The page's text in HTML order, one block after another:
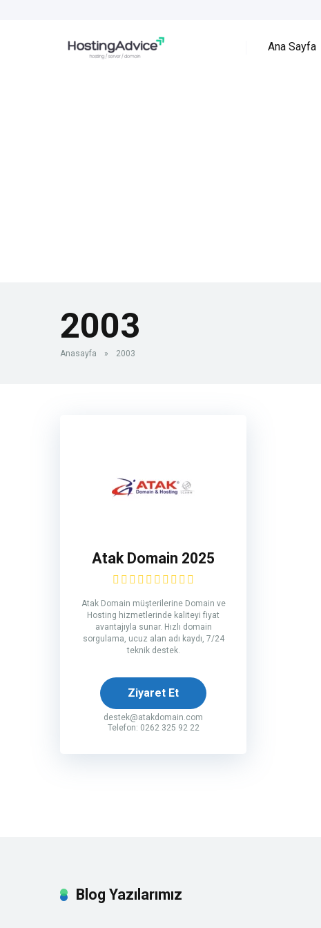
Ana Sayfa
2003
Anasayfa » 2003
Atak Domain 2025
Atak Domain müşterilerine Domain ve
Hosting hizmetlerinde kaliteyi fiyat
avantajıyla sunar. Hızlı domain
sorgulama, ucuz alan adı kaydı, 7/24
teknik destek.
Ziyaret Et
destek@atakdomain.com
Telefon: 0262 325 92 22
Blog Yazılarımız